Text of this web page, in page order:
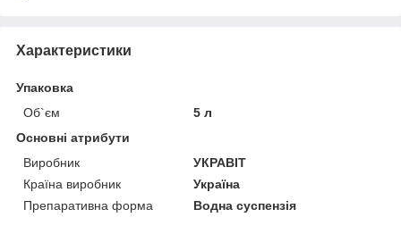
Характеристики
Упаковка
Об`єм
5 л
Основні атрибути
Виробник
УКРАВІТ
Країна виробник
Україна
Препаративна форма
Водна суспензія